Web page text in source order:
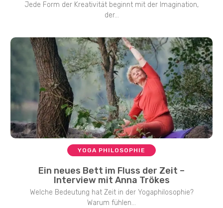
Jede Form der Kreativität beginnt mit der Imagination,
der...
YOGA PHILOSOPHIE
Ein neues Bett im Fluss der Zeit –
Interview mit Anna Trökes
Welche Bedeutung hat Zeit in der Yogaphilosophie?
Warum fühlen...